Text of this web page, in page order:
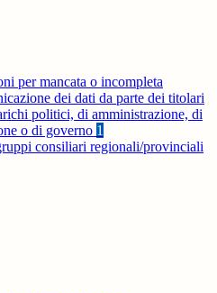
per mancata o incompleta
dei dati da parte dei titolari
politici, di amministrazione, di
o di governo 1
consiliari regionali/provinciali